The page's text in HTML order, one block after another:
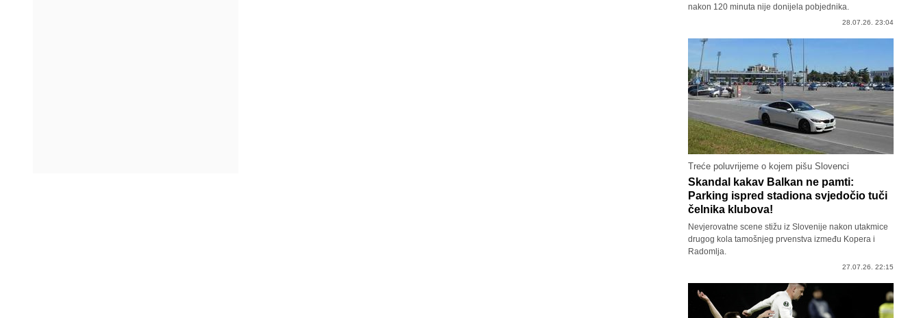
nakon 120 minuta nije donijela pobjednika.
28.07.26. 23:04
Treće poluvrijeme o kojem pišu Slovenci
Skandal kakav Balkan ne pamti:
Parking ispred stadiona svjedočio tuči
čelnika klubova!
Nevjerovatne scene stižu iz Slovenije nakon utakmice
drugog kola tamošnjeg prvenstva između Kopera i
Radomlja.
27.07.26. 22:15